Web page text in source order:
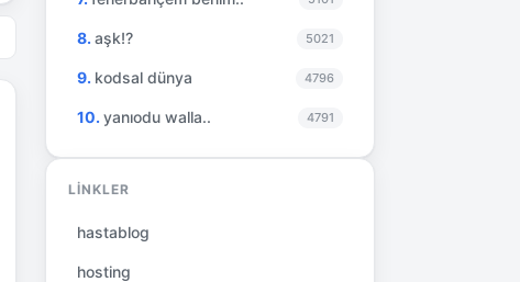
aşk!? 5021
kodsal dünya 4796
yanıodu walla.. 4791
LINKLER
hastablog
hosting